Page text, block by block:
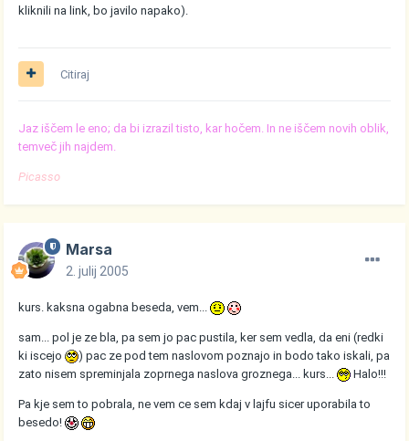
kliknili na link, bo javilo napako).
Citiraj
Jaz iščem le eno; da bi izrazil tisto, kar hočem. In ne iščem novih oblik,
temveč jih najdem.
Picasso
Marsa
2. julij 2005
kurs. kaksna ogabna beseda, vem...
sam... pol je ze bla, pa sem jo pac pustila, ker sem vedla, da eni (redki
ki iscejo
) pac ze pod tem naslovom poznajo in bodo tako iskali, pa
zato nisem spreminjala zoprnega naslova groznega... kurs...
Halo!!!
Pa kje sem to pobrala, ne vem ce sem kdaj v lajfu sicer uporabila to
besedo!